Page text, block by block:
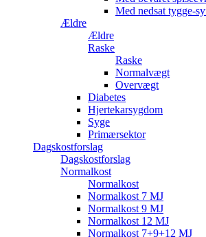
Med nedsat tygge-
Ældre
Ældre
Raske
Raske
Normalvægt
Overvægt
Diabetes
Hjertekarsygdom
Syge
Primærsektor
Dagskostforslag
Dagskostforslag
Normalkost
Normalkost
Normalkost 7 MJ
Normalkost 9 MJ
Normalkost 12 MJ
Normalkost 7+9+12 MJ